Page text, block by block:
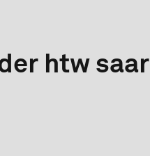
htw saar